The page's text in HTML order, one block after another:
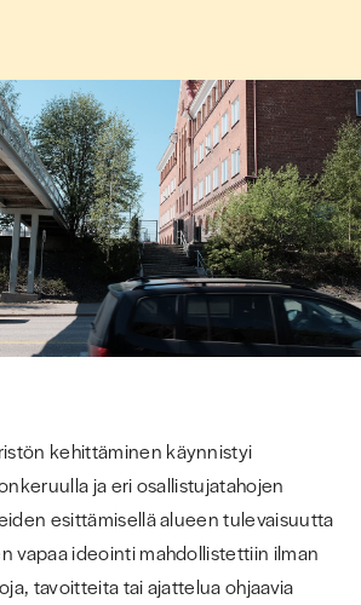
kehittäminen käynnistyi
ja eri osallistujatahojen
esittämisellä alueen tulevaisuutta
vapaa ideointi mahdollistettiin ilman
tavoitteita tai ajattelua ohjaavia